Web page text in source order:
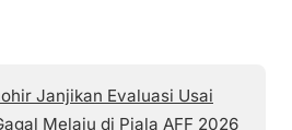
Janjikan Evaluasi Usai
Melaju di Piala AFF 2026